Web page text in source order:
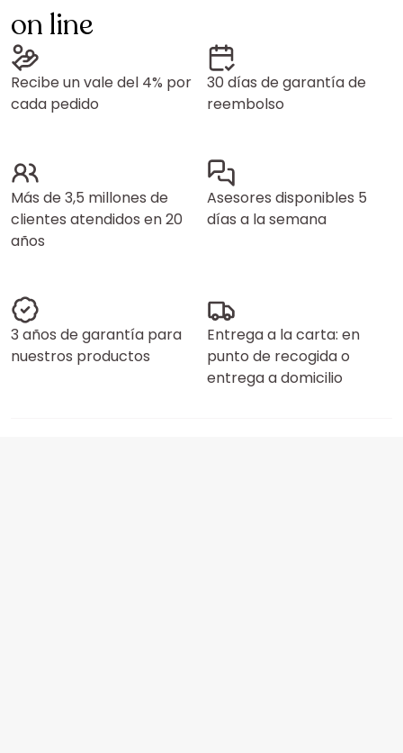
on line
Recibe un vale del 4% por
cada pedido
30 días de garantía de
reembolso
Más de 3,5 millones de
clientes atendidos en 20
años
Asesores disponibles 5
días a la semana
3 años de garantía para
nuestros productos
Entrega a la carta: en
punto de recogida o
entrega a domicilio